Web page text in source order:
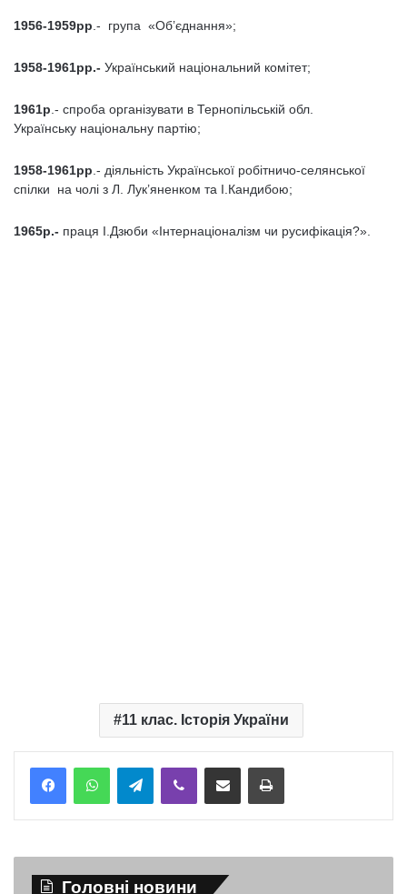
1956-1959рр .- група «Об’єднання»;
1958-1961рр.- Український національний комітет;
1961р .- спроба організувати в Тернопільській обл.
Українську національну партію;
1958-1961рр .- діяльність Української робітничо-селянської
спілки на чолі з Л. Лук’яненком та І.Кандибою;
1965р.- праця І.Дзюби «Інтернаціоналізм чи русифікація?».
11 клас. Історія України
TelegramViber Надіслати електронною поштоюНадрукувати
Головні новини